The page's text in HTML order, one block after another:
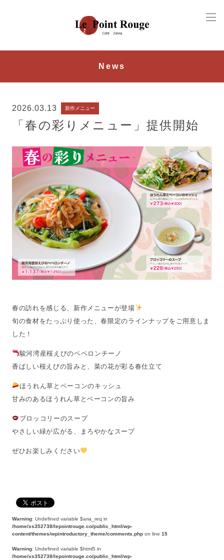
News
2026.03.13 新作メニュー
「春の彩りメニュー」提供開始
春の訪れを感じる、新作メニューが登場
旬の食材をたっぷり使った、春限定のラインナップをご用意しま
した！
駿河湾産桜えびのペペロンチーノ
香ばしい桜えびの旨みと、菜の花が彩る春仕立て
ほうれん草とベーコンのキッシュ
甘みのあるほうれん草とベーコンの旨み
ブロッコリーのスープ
やさしい緑が広がる、まろやかなスープ
ぜひお楽しみください
Warning: Undefined variable $aria_req in
/home/xs352738/lepointrouge.co/public_html/wp-
content/themes/wpintroductory_theme/comments.php on line 15
Warning: Undefined variable $html5 in
/home/xs352738/lepointrouge.co/public_html/wp-